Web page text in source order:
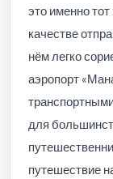
это именно
качестве
нём легко
аэропорт
для
путешествие